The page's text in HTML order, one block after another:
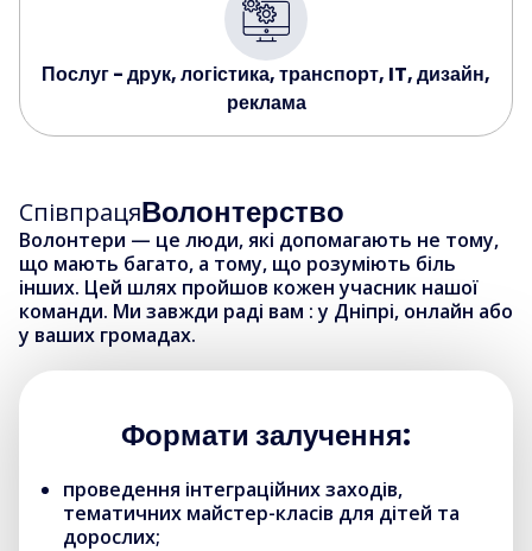
Послуг - друк, логістика, транспорт, IT, дизайн,
реклама
СпівпрацяВолонтерство
Волонтери — це люди, які допомагають не тому,
що мають багато, а тому, що розуміють біль
інших. Цей шлях пройшов кожен учасник нашої
команди. Ми завжди раді вам : у Дніпрі, онлайн або
у ваших громадах.
Формати залучення:
проведення інтеграційних заходів,
тематичних майстер-класів для дітей та
дорослих;